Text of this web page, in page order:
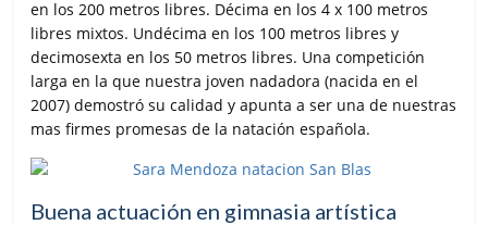
en los 200 metros libres. Décima en los 4 x 100 metros
libres mixtos. Undécima en los 100 metros libres y
decimosexta en los 50 metros libres. Una competición
larga en la que nuestra joven nadadora (nacida en el
2007) demostró su calidad y apunta a ser una de nuestras
mas firmes promesas de la natación española.
Buena actuación en gimnasia artística